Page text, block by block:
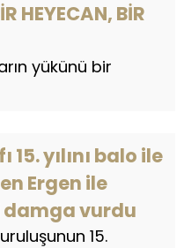
HEYECAN, BİR
yükünü bir
yılını balo ile
Ergen ile
damga vurdu
15.